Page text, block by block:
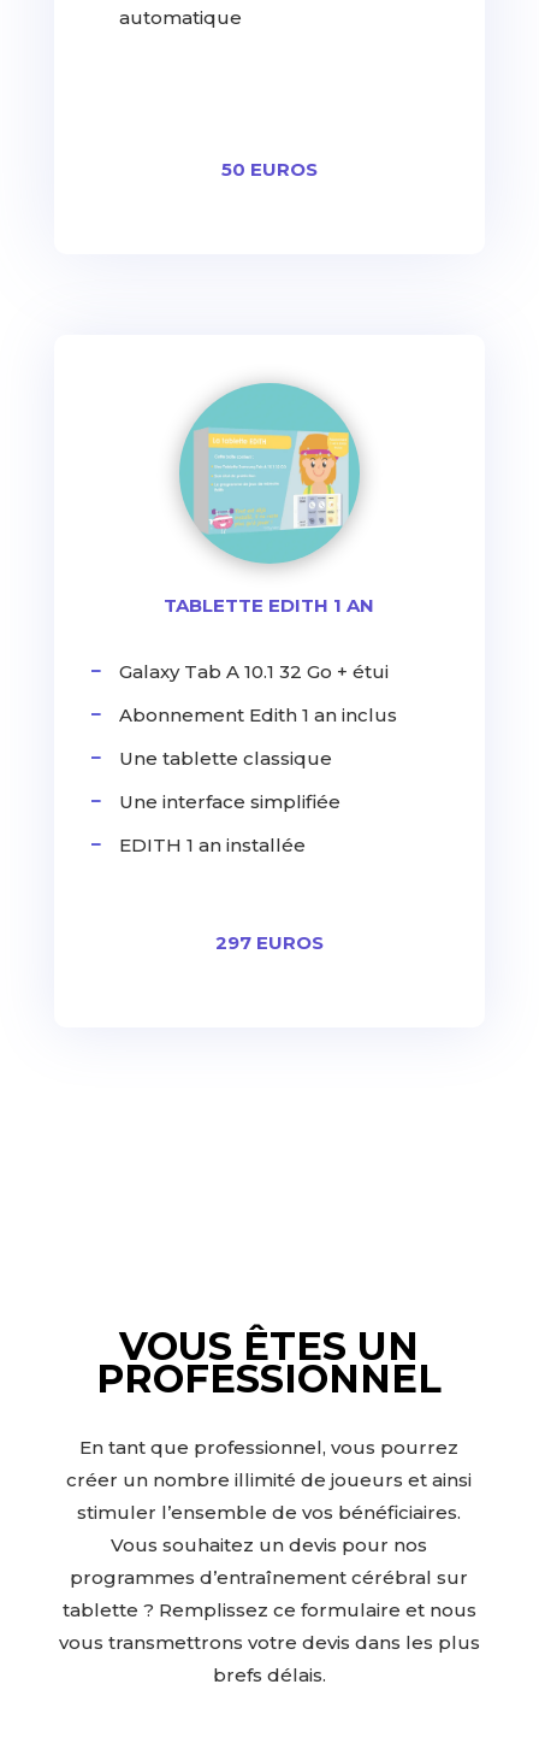
automatique
50 EUROS
TABLETTE EDITH 1 AN
Galaxy Tab A 10.1 32 Go + étui
Abonnement Edith 1 an inclus
Une tablette classique
Une interface simplifiée
EDITH 1 an installée
297 EUROS
VOUS ÊTES UN
PROFESSIONNEL
En tant que professionnel, vous pourrez
créer un nombre illimité de joueurs et ainsi
stimuler l’ensemble de vos bénéficiaires.
Vous souhaitez un devis pour nos
programmes d’entraînement cérébral sur
tablette ? Remplissez ce formulaire et nous
vous transmettrons votre devis dans les plus
brefs délais.